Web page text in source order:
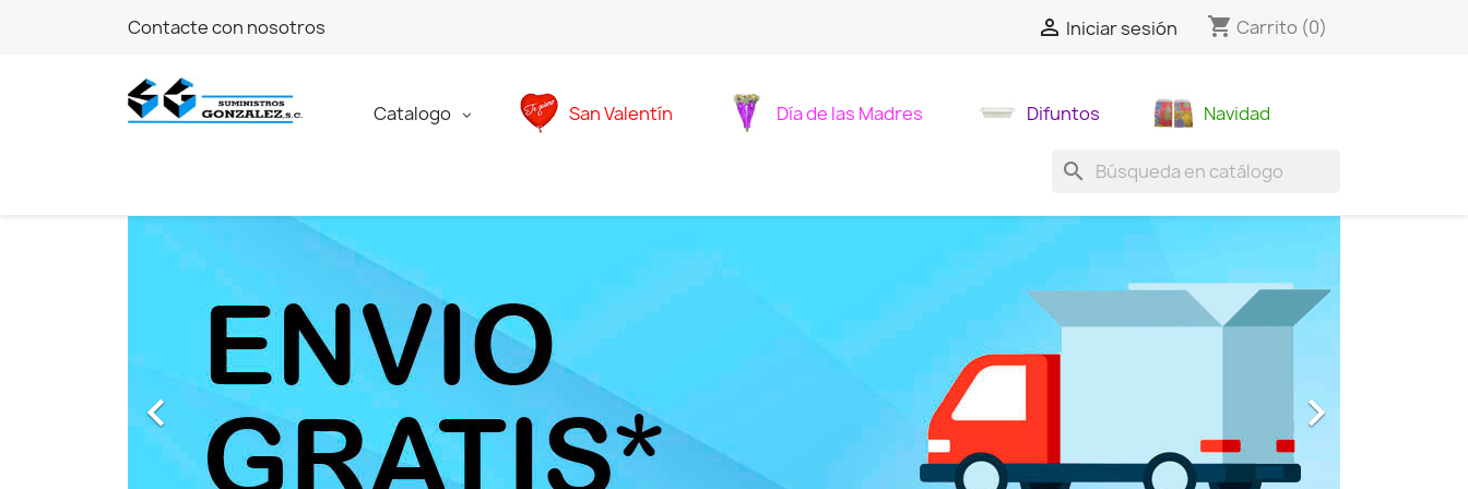
Contacte con nosotros  Iniciar sesión shopping_cart Carrito (0)
Catalogo San Valentín Día de las Madres Difuntos Navidad
search
 